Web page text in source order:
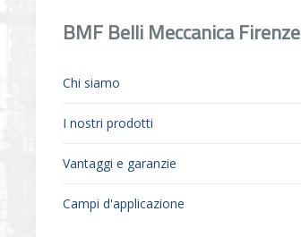
BMF Belli Meccanica Firenze
Chi siamo
I nostri prodotti
Vantaggi e garanzie
Campi d'applicazione